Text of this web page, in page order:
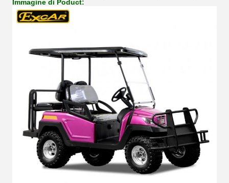
Immagine di Poduct: